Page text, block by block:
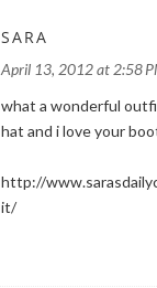
SARA
April 13, 2012 at 2:58
what a wonderful
hat and i love your
http://
it/